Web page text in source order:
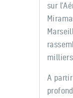
sur
A